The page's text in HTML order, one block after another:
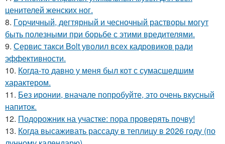
ценителей женских ног.
8. Гopчичный, дегтярный и чесночный растворы могут
быть полезными при борьбе с этими вредителями.
9. Сервис такси Bolt уволил всех кадровиков ради
эффективности.
10. Когда-то давно у меня был кот с сумасшедшим
характером.
11. Без иронии, вначале попробуйте, это очень вкусный
напиток.
12. Подорожник на участке: пора проверять почву!
13. Когда высаживать рассаду в теплицу в 2026 году (по